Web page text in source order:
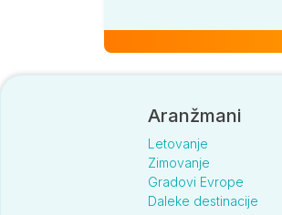
Aranžmani
Letovanje
Zimovanje
Gradovi Evrope
Daleke destinacije